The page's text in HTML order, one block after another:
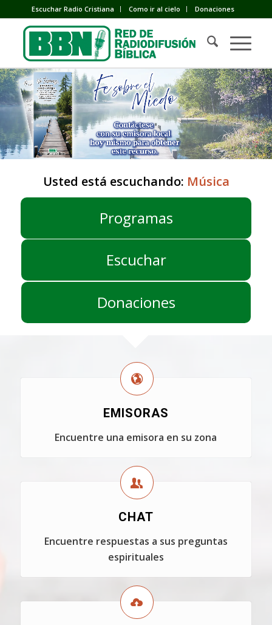
Escuchar Radio Cristiana Como ir al cielo Donaciones
Usted está escuchando: Música
Programas
Escuchar
Donaciones
EMISORAS
Encuentre una emisora en su zona
CHAT
Encuentre respuestas a sus preguntas
espirituales